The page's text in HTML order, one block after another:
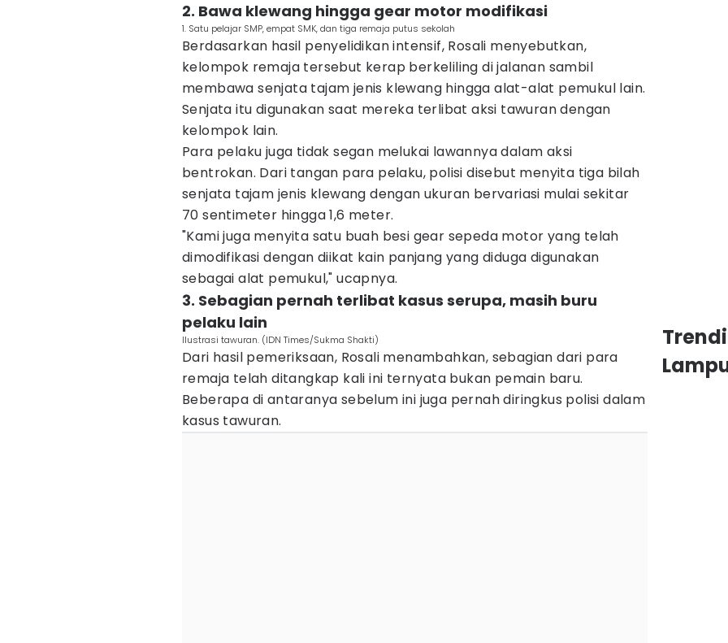
2. Bawa klewang hingga gear motor modifikasi
1. Satu pelajar SMP, empat SMK, dan tiga remaja putus sekolah
Berdasarkan hasil penyelidikan intensif, Rosali menyebutkan,
kelompok remaja tersebut kerap berkeliling di jalanan sambil
membawa senjata tajam jenis klewang hingga alat-alat pemukul lain.
Senjata itu digunakan saat mereka terlibat aksi tawuran dengan
kelompok lain.
Para pelaku juga tidak segan melukai lawannya dalam aksi
bentrokan. Dari tangan para pelaku, polisi disebut menyita tiga bilah
senjata tajam jenis klewang dengan ukuran bervariasi mulai sekitar
70 sentimeter hingga 1,6 meter.
"Kami juga menyita satu buah besi gear sepeda motor yang telah
dimodifikasi dengan diikat kain panjang yang diduga digunakan
sebagai alat pemukul," ucapnya.
3. Sebagian pernah terlibat kasus serupa, masih buru
pelaku lain
Ilustrasi tawuran. (IDN Times/Sukma Shakti)
Dari hasil pemeriksaan, Rosali menambahkan, sebagian dari para
remaja telah ditangkap kali ini ternyata bukan pemain baru.
Beberapa di antaranya sebelum ini juga pernah diringkus polisi dalam
kasus tawuran.